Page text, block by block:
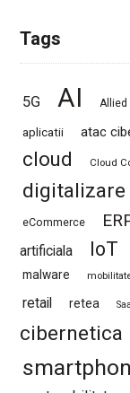
Tags
5G AI Allied
aplicatii atac
cloud Cloud
digitalizare
eCommerce
artificiala
IoT
malware
retail retea
cibernetica